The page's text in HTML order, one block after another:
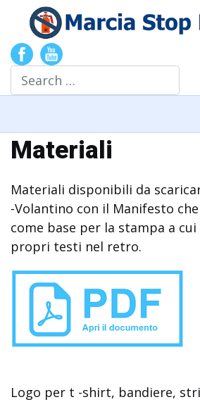
Search
Materiali
Materiali disponibili da
-Volantino con il Manifesto
come base per la stampa a
propri testi nel retro.
Logo per t -shirt, bandiere,